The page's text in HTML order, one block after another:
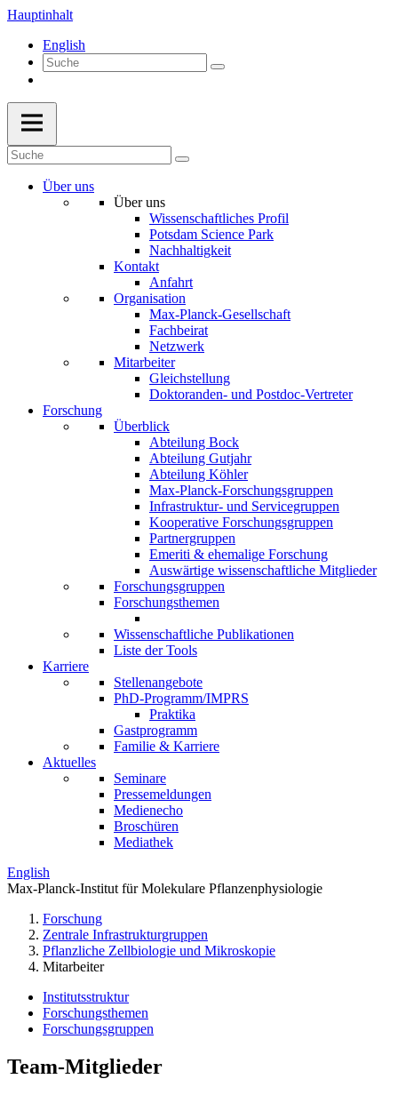
Hauptinhalt
English
Über uns
Über uns
Wissenschaftliches Profil
Potsdam Science Park
Nachhaltigkeit
Kontakt
Anfahrt
Organisation
Max-Planck-Gesellschaft
Fachbeirat
Netzwerk
Mitarbeiter
Gleichstellung
Doktoranden- und Postdoc-Vertreter
Forschung
Überblick
Abteilung Bock
Abteilung Gutjahr
Abteilung Köhler
Max-Planck-Forschungsgruppen
Infrastruktur- und Servicegruppen
Kooperative Forschungsgruppen
Partnergruppen
Emeriti & ehemalige Forschung
Auswärtige wissenschaftliche Mitglieder
Forschungsgruppen
Forschungsthemen
Wissenschaftliche Publikationen
Liste der Tools
Karriere
Stellenangebote
PhD-Programm/IMPRS
Praktika
Gastprogramm
Familie & Karriere
Aktuelles
Seminare
Pressemeldungen
Medienecho
Broschüren
Mediathek
English
Max-Planck-Institut für Molekulare Pflanzenphysiologie
Forschung
Zentrale Infrastrukturgruppen
Pflanzliche Zellbiologie und Mikroskopie
Mitarbeiter
Institutsstruktur
Forschungsthemen
Forschungsgruppen
Team-Mitglieder